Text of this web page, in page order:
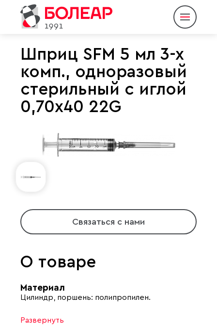
О компании
Продукция
Пресс-центр
Контакты
Eng|
Шприц SFM 5 мл 3-х
комп., одноразовый
стерильный с иглой
0,70х40 22G
Связаться с нами
О товаре
Материал
Цилиндр, поршень: полипропилен.
Развернуть